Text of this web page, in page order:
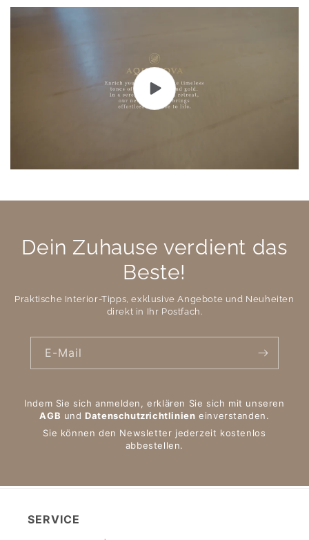
Dein Zuhause verdient das
Beste!
Praktische Interior-Tipps, exklusive Angebote und Neuheiten
direkt in Ihr Postfach.
E-Mail
Indem Sie sich anmelden, erklären Sie sich mit unseren
AGB undDatenschutzrichtlinien einverstanden.
Sie können den Newsletter jederzeit kostenlos
abbestellen.
SERVICE